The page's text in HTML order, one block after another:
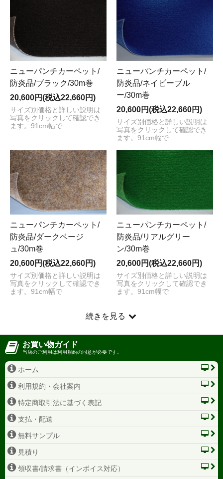
ニューパンチカーペット/
防炎品/ブラック/30m巻
20,600円(税込22,660円)
サイズ別価格と詳しい説明は
写真をクリックして確認でき
ます。91cm幅で
ニューパンチカーペット/
防炎品/ネイビーブル
ー/30m巻
20,600円(税込22,660円)
サイズ別価格と詳しい説明は
写真をクリックして確認でき
ます。91cm幅で
ニューパンチカーペット/
防炎品/ダークベージ
ュ/30m巻
20,600円(税込22,660円)
サイズ別価格と詳しい説明は
写真をクリックして確認でき
ます。91cm幅で
ニューパンチカーペット/
防炎品/リアルグリー
ン/30m巻
20,600円(税込22,660円)
サイズ別価格と詳しい説明は
写真をクリックして確認でき
ます。91cm幅で
続きを見る
お買い物ガイド
当店のご利用は利用規約の同意が必要です。
ホーム
利用規約・会社案内
特定商取引法に基づく表記
支払・配送
無料サンプル
見積り
領収書/請求書（インボイス対応）